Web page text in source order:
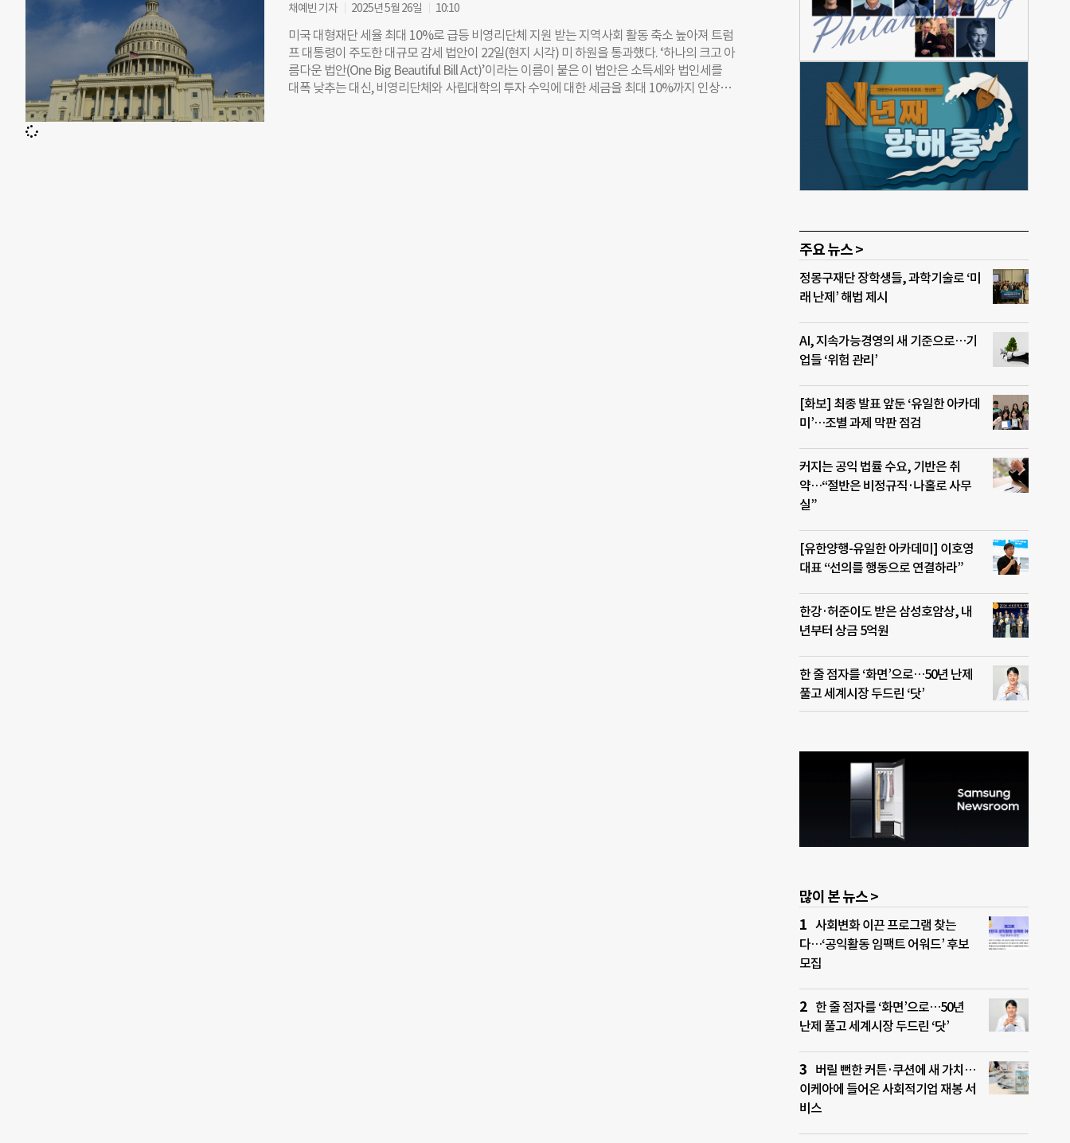
인은 1000달러(한화 약 137만원), 부부는 2000달러(한화 약 275만원)까지 공제가 가능하며,
이는 하원이 제시했던 한도보다 3배 이상 높다. 특히 이 조항은 한시가 아닌 ‘영구 적용’으로
명시됐다. 미국의 소득세 제도는 ‘표준 공제’와 ‘항목별 공제’ 중 하나를 선택하는 방식이다.
표준 공제를 선택하면 정부가 정한 일정 금액을 자동으로 공제받는 대신, 의료비·기부금 등
개별 지출 항목에 대한 공제는 받을 수 없다. 반면 항목별 공제를 택하면 각종 지출을 하나하
나 신고해야 하는 번거로움이 따른다. 문제는 납세자의 약 90%가 간편한 표준 공제를 택하고
채예빈 기자 2025년 5월 26일 10:10
미국 대형재단 세율 최대 10%로 급등 비영리단체 지원 받는 지역사회 활동 축소 높아져 트럼
프 대통령이 주도한 대규모 감세 법안이 22일(현지 시각) 미 하원을 통과했다. ‘하나의 크고 아
름다운 법안(One Big Beautiful Bill Act)’이라는 이름이 붙은 이 법안은 소득세와 법인세를
대폭 낮추는 대신, 비영리단체와 사립대학의 투자 수익에 대한 세금을 최대 10%까지 인상하
주요 뉴스 >
정몽구재단 장학생들, 과학기술로 ‘미
래 난제’ 해법 제시
AI, 지속가능경영의 새 기준으로…기
업들 ‘위험 관리’
[화보] 최종 발표 앞둔 ‘유일한 아카데
미’…조별 과제 막판 점검
커지는 공익 법률 수요, 기반은 취
약…“절반은 비정규직·나홀로 사무
실”
[유한양행-유일한 아카데미] 이호영
대표 “선의를 행동으로 연결하라”
한강·허준이도 받은 삼성호암상, 내
년부터 상금 5억원
한 줄 점자를 ‘화면’으로…50년 난제
풀고 세계시장 두드린 ‘닷’
많이 본 뉴스 >
사회변화 이끈 프로그램 찾는
다…‘공익활동 임팩트 어워드’ 후보
모집
한 줄 점자를 ‘화면’으로…50년
난제 풀고 세계시장 두드린 ‘닷’
버릴 뻔한 커튼·쿠션에 새 가치…
이케아에 들어온 사회적기업 재봉 서
비스